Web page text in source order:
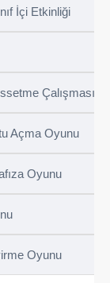
İçi Etkinliği
Çalışması
Açma Oyunu
Oyunu
Oyunu